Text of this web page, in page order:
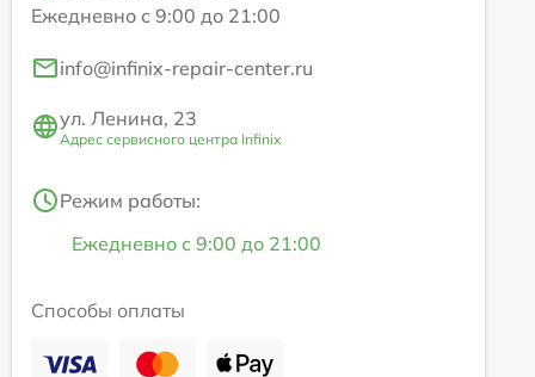
Ежедневно с 9:00 до 21:00
info@infinix-repair-center.ru
ул. Ленина, 23
Адрес сервисного центра Infinix
Режим работы:
Ежедневно с 9:00 до 21:00
Способы оплаты